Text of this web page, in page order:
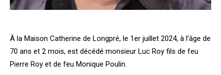
À la Maison Catherine de Longpré, le 1er juillet 2024, à l’âge de
70 ans et 2 mois, est décédé monsieur Luc Roy fils de feu
Pierre Roy et de feu Monique Poulin.